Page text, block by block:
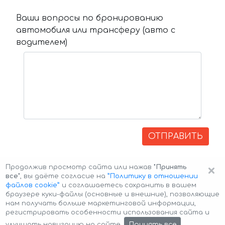
Ваши вопросы по бронированию
автомобиля или трансферу (авто с
водителем)
ОТПРАВИТЬ
Авторские права © 2026 Авто-Аренда Cookie Policy
×
Продолжив просмотр сайта или нажав "Принять
все", вы даёте согласие на ”Политику в отношении
файлов cookie” и соглашаетесь сохранить в вашем
браузере куки-файлы (основные и внешние), позволяющие
нам получать больше маркетинговой информации,
регистрировать особенности использования сайта и